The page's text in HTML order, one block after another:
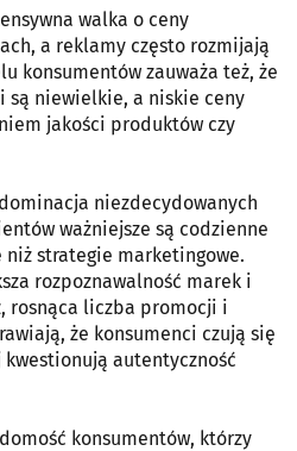
walka o ceny
a reklamy często rozmijają
konsumentów zauważa też, że
są niewielkie, a niskie ceny
jakości produktów czy
niezdecydowanych
ważniejsze są codzienne
strategie marketingowe.
rozpoznawalność marek i
rosnąca liczba promocji i
że konsumenci czują się
autentyczność
konsumentów, którzy